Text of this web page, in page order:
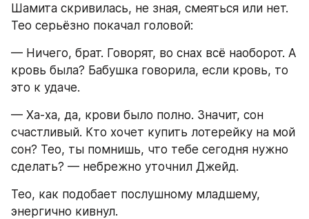
Шамита скривилась, не зная, смеяться или нет.
Тео серьёзно покачал головой:
— Ничего, брат. Говорят, во снах всё наоборот. А
кровь была? Бабушка говорила, если кровь, то
это к удаче.
— Ха-ха, да, крови было полно. Значит, сон
счастливый. Кто хочет купить лотерейку на мой
сон? Тео, ты помнишь, что тебе сегодня нужно
сделать? — небрежно уточнил Джейд.
Тео, как подобает послушному младшему,
энергично кивнул.